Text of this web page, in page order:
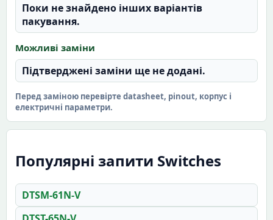
Поки не знайдено інших варіантів
пакування.
Можливі заміни
Підтверджені заміни ще не додані.
Перед заміною перевірте datasheet, pinout, корпус і
електричні параметри.
Популярні запити Switches
DTSM-61N-V